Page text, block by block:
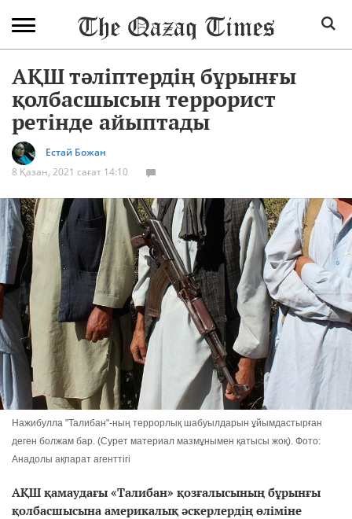
АҚШ тәліптердің бұрынғы
қолбасшысын террорист
ретінде айыптады
Естай Божан
8 Қазан, 2021 сағат 14:10
Нажибулла "Талибан"-ның террорлық шабуылдарын ұйымдастырған
деген болжам бар. (Сурет материал мазмұнымен қатысы жоқ). Фото:
Анадолы ақпарат агенттігі
АҚШ қамаудағы «Талибан» қозғалысының бұрынғы
қолбасшысына америкалық әскерлердің өліміне